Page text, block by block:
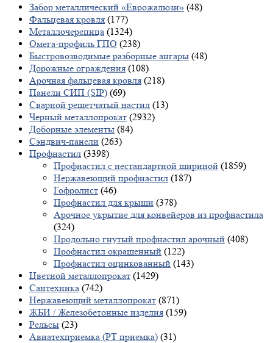
Забор металлический «Еврожалюзи» (48)
Фальцевая кровля (177)
Металлочерепица (1324)
Омега-профиль ГПО (238)
Быстровозводимые разборные ангары (48)
Дорожные ограждения (108)
Арочная фальцевая кровля (218)
Панели СИП (SIP) (69)
Сварной решетчатый настил (13)
Черный металлопрокат (2932)
Доборные элементы (84)
Сэндвич-панели (263)
Профнастил (3398)
Профнастил с нестандартной шириной (1859)
Нержавеющий профнастил (187)
Гофролист (46)
Профнастил для крыши (378)
Арочное укрытие для конвейеров из профнастила
(324)
Продольно гнутый профнастил арочный (408)
Профнастил окрашенный (122)
Профнастил оцинкованный (143)
Цветной металлопрокат (1429)
Сантехника (742)
Нержавеющий металлопрокат (871)
ЖБИ / Железобетонные изделия (159)
Рельсы (23)
Авиатехприемка (РТ приемка) (31)